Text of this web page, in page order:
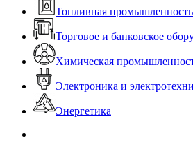
Топливная промышленность
Торговое и банковское
Химическая
Электроника и
Энергетика